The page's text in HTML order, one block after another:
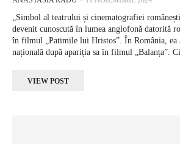
„Simbol al teatrului și cinematografiei
devenit cunoscută în lumea anglofonă datorită
în filmul „Patimile lui Hristos”. În România, ea
națională după apariția sa în filmul „Balanța”.
VIEW POST